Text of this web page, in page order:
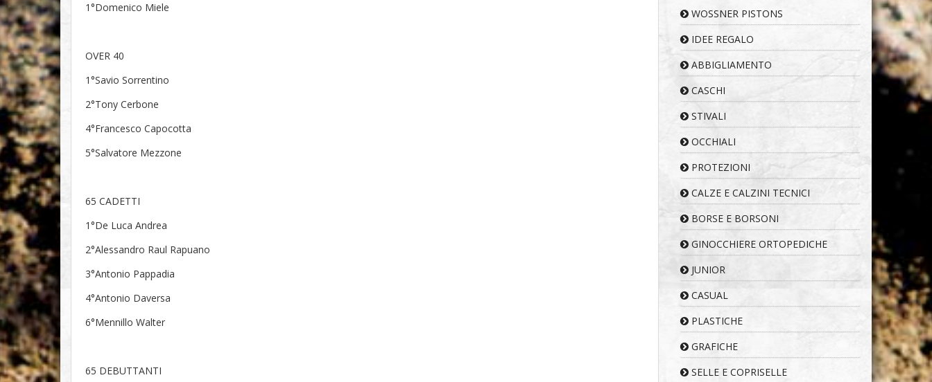
1°Domenico Miele
OVER 40
1°Savio Sorrentino
2°Tony Cerbone
4°Francesco Capocotta
5°Salvatore Mezzone
65 CADETTI
1°De Luca Andrea
2°Alessandro Raul Rapuano
3°Antonio Pappadia
4°Antonio Daversa
6°Mennillo Walter
65 DEBUTTANTI
WOSSNER PISTONS
IDEE REGALO
ABBIGLIAMENTO
CASCHI
STIVALI
OCCHIALI
PROTEZIONI
CALZE E CALZINI TECNICI
BORSE E BORSONI
GINOCCHIERE ORTOPEDICHE
JUNIOR
CASUAL
PLASTICHE
GRAFICHE
SELLE E COPRISELLE